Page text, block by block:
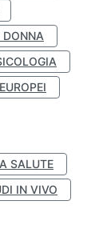
SALUTE
IN VIVO